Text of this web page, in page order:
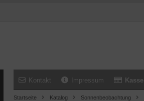
Kontakt Impressum Kasse
Startseite Katalog Sonnenbeobachtung